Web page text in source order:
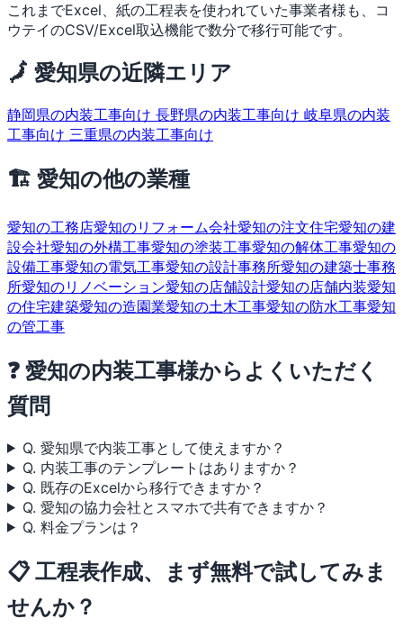
これまでExcel、紙の工程表を使われていた事業者様も、コ
ウテイのCSV/Excel取込機能で数分で移行可能です。
🗾 愛知県の近隣エリア
静岡県の内装工事向け 長野県の内装工事向け 岐阜県の内装
工事向け 三重県の内装工事向け
🏗 愛知の他の業種
愛知の工務店愛知のリフォーム会社愛知の注文住宅愛知の建
設会社愛知の外構工事愛知の塗装工事愛知の解体工事愛知の
設備工事愛知の電気工事愛知の設計事務所愛知の建築士事務
所愛知のリノベーション愛知の店舗設計愛知の店舗内装愛知
の住宅建築愛知の造園業愛知の土木工事愛知の防水工事愛知
の管工事
❓ 愛知の内装工事様からよくいただく
質問
Q. 愛知県で内装工事として使えますか？
Q. 内装工事のテンプレートはありますか？
Q. 既存のExcelから移行できますか？
Q. 愛知の協力会社とスマホで共有できますか？
Q. 料金プランは？
📋 工程表作成、まず無料で試してみま
せんか？